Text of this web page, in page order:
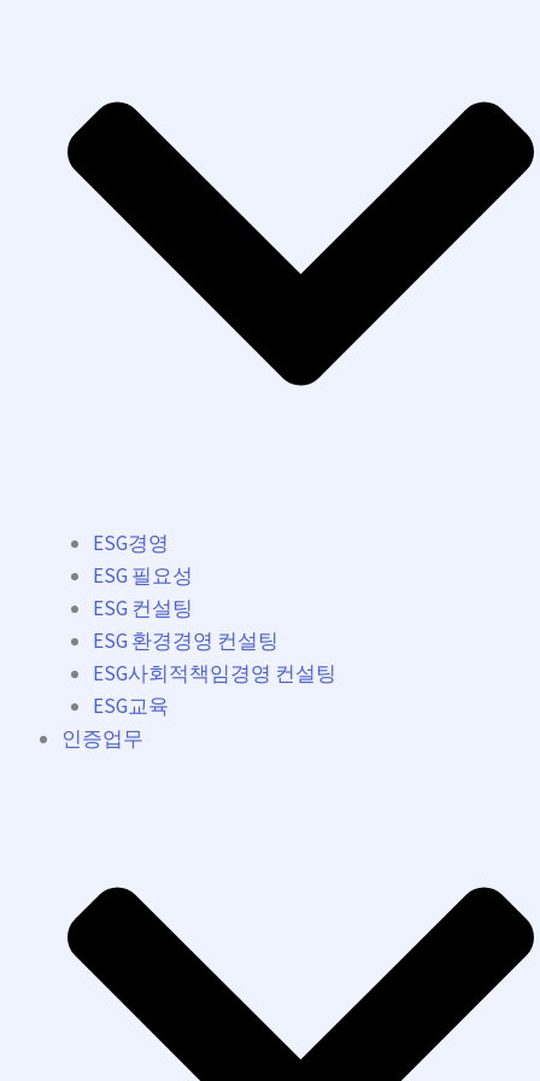
ESG경영
ESG 필요성
ESG 컨설팅
ESG 환경경영 컨설팅
ESG사회적책임경영 컨설팅
ESG교육
인증업무